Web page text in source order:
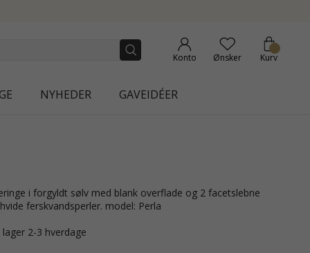
Konto Ønsker Kurv
NYHEDER GAVEIDÉER
ferskvandsperler. model: Perla
2-3 hverdage